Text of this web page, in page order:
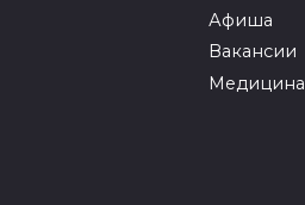
Афиша
Вакансии
Медицина